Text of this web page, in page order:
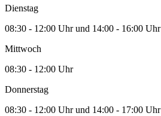
Dienstag
08:30 - 12:00 Uhr und 14:00 - 16:00 Uhr
Mittwoch
08:30 - 12:00 Uhr
Donnerstag
08:30 - 12:00 Uhr und 14:00 - 17:00 Uhr